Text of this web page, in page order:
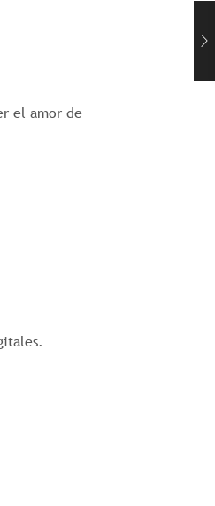
el amor de